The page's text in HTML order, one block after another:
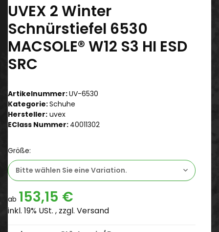
UVEX 2 Winter
Schnürstiefel 6530
MACSOLE® W12 S3 HI ESD
SRC
Artikelnummer:UV-6530
Kategorie:Schuhe
Hersteller: uvex
EClass Nummer: 40011302
Größe:
Bitte wählen Sie eine Variation.
ab 153,15 €
inkl. 19% USt. , zzgl. Versand